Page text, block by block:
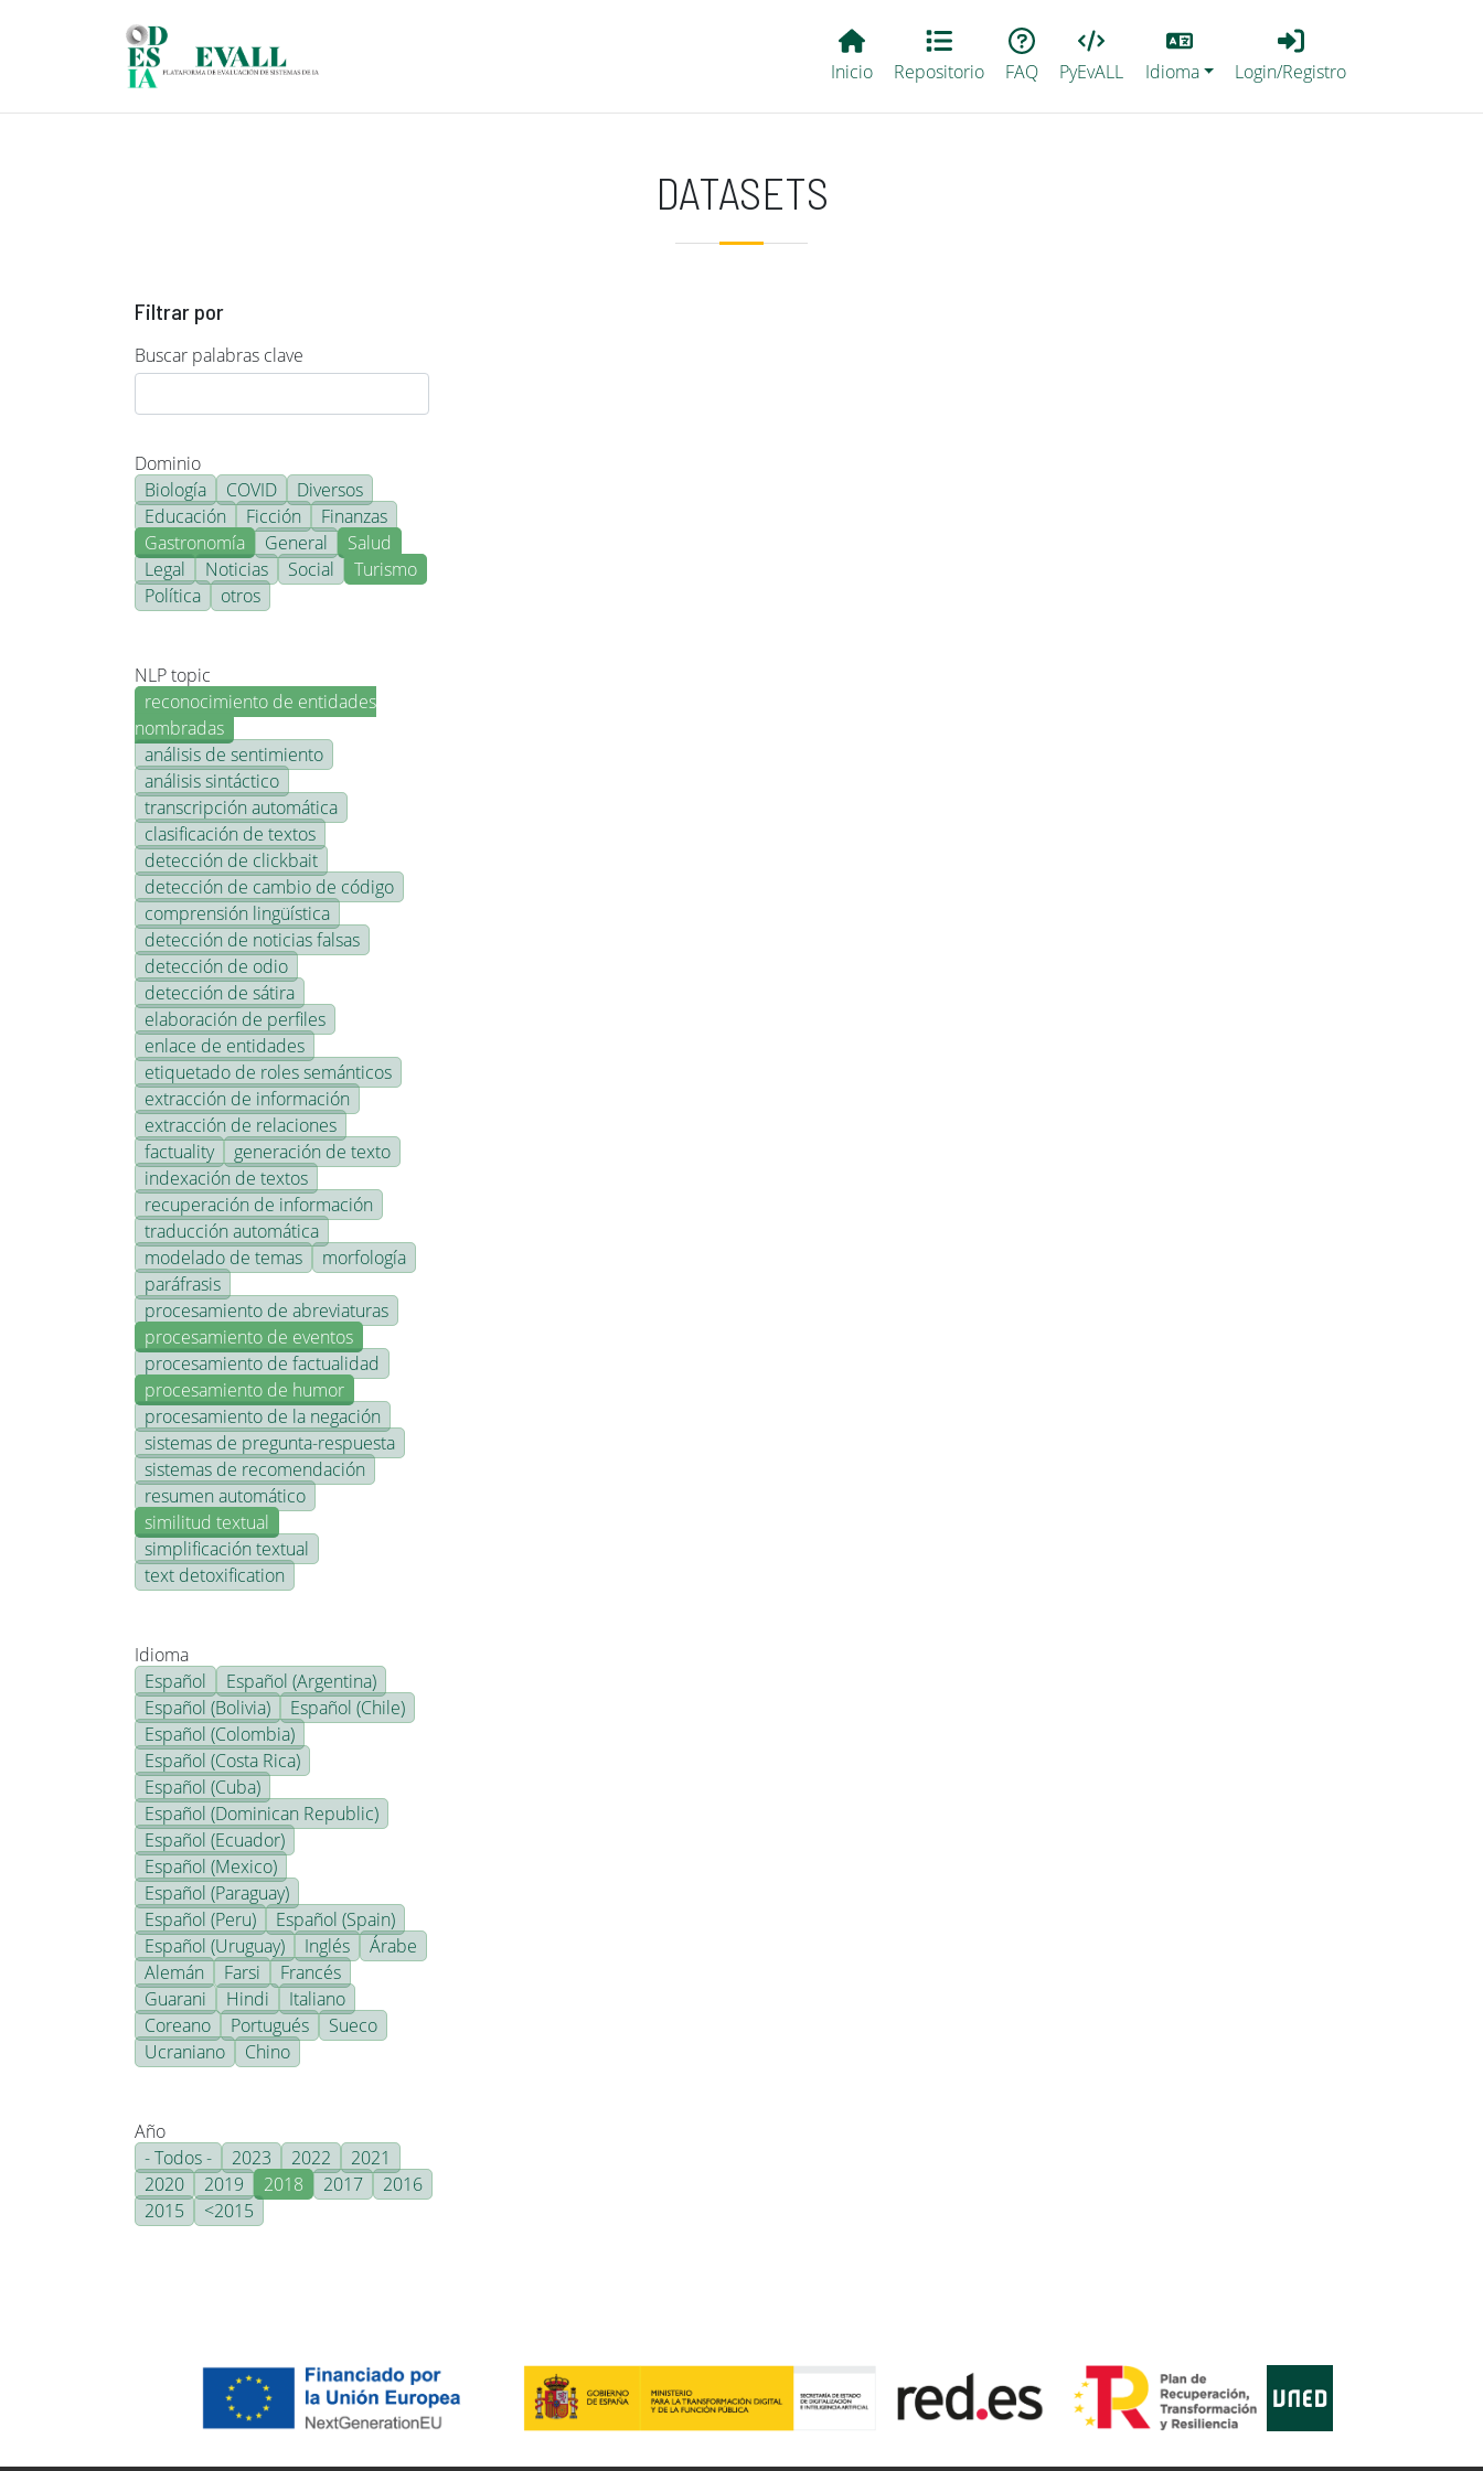
Main EvALL
Inicio Repositorio FAQ PyEvALL
Lang
Idioma
Login_Registro
Login/Registro
DATASETS
Filtrar por
Buscar palabras clave
Dominio
Biología
COVID
Diversos
Educación
Ficción
Finanzas
Gastronomía
General
Salud
Legal
Noticias Social
Turismo
Política
otros
NLP topic
reconocimiento de entidades
nombradas
análisis de sentimiento
análisis sintáctico
transcripción automática
clasificación de textos
detección de clickbait
detección de cambio de código
comprensión lingüística
detección de noticias falsas
detección de odio
detección de sátira
elaboración de perfiles
enlace de entidades
etiquetado de roles semánticos
extracción de información
extracción de relaciones
factuality
generación de texto
indexación de textos
recuperación de información
traducción automática
modelado de temas
morfología
paráfrasis
procesamiento de abreviaturas
procesamiento de eventos
procesamiento de factualidad
procesamiento de humor
procesamiento de la negación
sistemas de pregunta-respuesta
sistemas de recomendación
resumen automático
similitud textual
simplificación textual
text detoxification
Idioma
Español
Español (Argentina)
Español (Bolivia)
Español (Chile)
Español (Colombia)
Español (Costa Rica)
Español (Cuba)
Español (Dominican Republic)
Español (Ecuador)
Español (Mexico)
Español (Paraguay)
Español (Peru)
Español (Spain)
Español (Uruguay)
Inglés
Árabe
Alemán
Farsi
Francés
Guarani
Hindi
Italiano
Coreano
Portugués
Sueco
Ucraniano
Chino
Año
- Todos -
2023 2022
2021
2020
2019 2018 2017
2016
2015
<2015